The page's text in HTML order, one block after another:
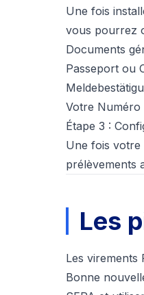
Une fois
vous pourrez
Documents
Passeport ou
Votre Numéro
Étape 3 :
Une fois votre
prélèvements
Les
Les virements
Bonne